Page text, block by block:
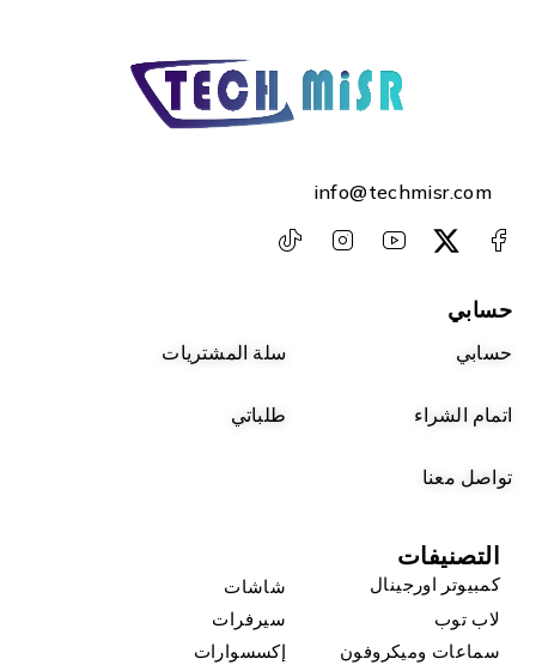
info@techmisr.com
حسابي
حسابي سلة المشتريات
اتمام الشراء طلباتي
تواصل معنا
التصنيفات
كمبيوتر اورجينال
شاشات
لاب توب
سيرفرات
سماعات وميكروفون
إكسسوارات